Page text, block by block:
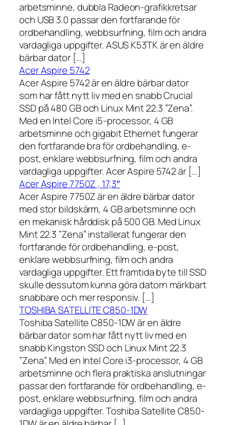
arbetsminne, dubbla Radeon-grafikkretsar
och USB 3.0 passar den fortfarande för
ordbehandling, webbsurfning, film och andra
vardagliga uppgifter. ASUS K53TK är en äldre
bärbar dator […]
Acer Aspire 5742
Acer Aspire 5742 är en äldre bärbar dator
som har fått nytt liv med en snabb Crucial
SSD på 480 GB och Linux Mint 22.3 ”Zena”.
Med en Intel Core i5-processor, 4 GB
arbetsminne och gigabit Ethernet fungerar
den fortfarande bra för ordbehandling, e-
post, enklare webbsurfning, film och andra
vardagliga uppgifter. Acer Aspire 5742 är […]
Acer Aspire 7750Z , 17,3″
Acer Aspire 7750Z är en äldre bärbar dator
med stor bildskärm, 4 GB arbetsminne och
en mekanisk hårddisk på 500 GB. Med Linux
Mint 22.3 ”Zena” installerat fungerar den
fortfarande för ordbehandling, e-post,
enklare webbsurfning, film och andra
vardagliga uppgifter. Ett framtida byte till SSD
skulle dessutom kunna göra datorn märkbart
snabbare och mer responsiv. […]
TOSHIBA SATELLITE C850-1DW
Toshiba Satellite C850-1DW är en äldre
bärbar dator som har fått nytt liv med en
snabb Kingston SSD och Linux Mint 22.3
”Zena”. Med en Intel Core i3-processor, 4 GB
arbetsminne och flera praktiska anslutningar
passar den fortfarande för ordbehandling, e-
post, enklare webbsurfning, film och andra
vardagliga uppgifter. Toshiba Satellite C850-